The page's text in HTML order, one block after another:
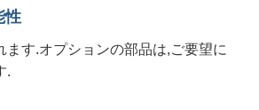
性
ます.オプションの部品は,ご要望に
.